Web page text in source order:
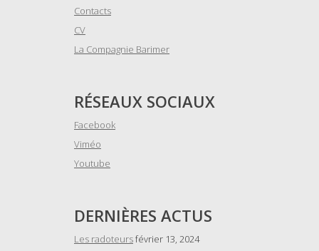
Contacts
CV
La Compagnie Barimer
RÉSEAUX SOCIAUX
Facebook
Viméo
Youtube
DERNIÈRES ACTUS
Les radoteursfévrier 13, 2024